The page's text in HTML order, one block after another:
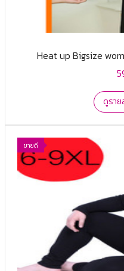
Heat up Bigsize
ดูราย
ขายดี